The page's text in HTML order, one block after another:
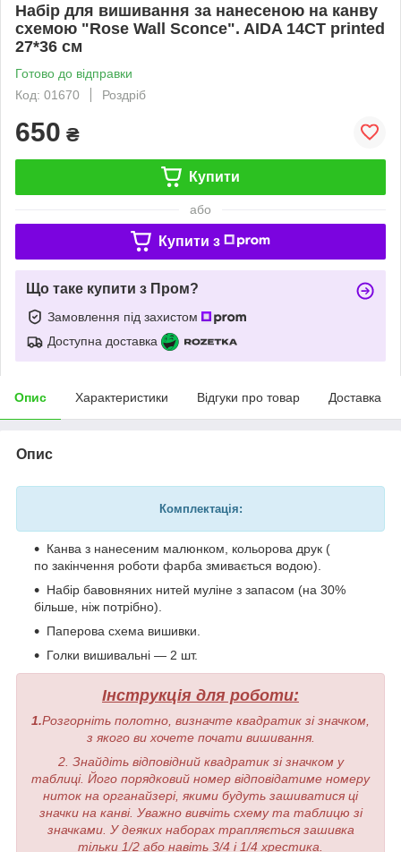
Набір для вишивання за нанесеною на канву
схемою "Rose Wall Sconce". AIDA 14CT printed
27*36 см
Готово до відправки
Код: 01670
Роздріб
650 ₴
Купити
або
Купити з
Що таке купити з Пром?
Замовлення під захистом
Доступна доставка
Опис Характеристики Відгуки про товар Доставка
Опис
Комплектація:
Канва з нанесеним малюнком, кольорова друк (
по закінчення роботи фарба змивається водою).
Набір бавовняних нитей муліне з запасом (на 30%
більше, ніж потрібно).
Паперова схема вишивки.
Голки вишивальні — 2 шт.
Інструкція для роботи:
1.Розгорніть полотно, визначте квадратик зі значком,
з якого ви хочете почати вишивання.
2. Знайдіть відповідний квадратик зі значком у
таблиці. Його порядковий номер відповідатиме номеру
ниток на органайзері, якими будуть зашиватися ці
значки на канві. Уважно вивчіть схему та таблицю зі
значками. У деяких наборах трапляється зашивка
тільки 1/2 або навіть 3/4 і 1/4 хрестика.